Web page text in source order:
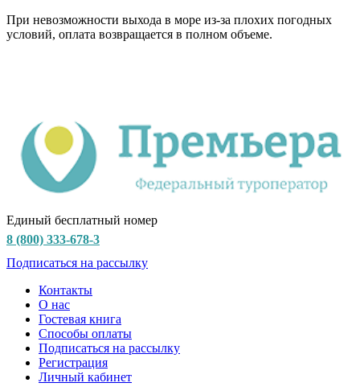
При невозможности выхода в море из-за плохих погодных
условий, оплата возвращается в полном объеме.
Единый бесплатный номер
8 (800) 333-678-3
Подписаться на рассылку
Контакты
О нас
Гостевая книга
Способы оплаты
Подписаться на рассылку
Регистрация
Личный кабинет